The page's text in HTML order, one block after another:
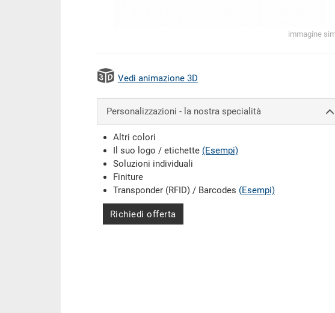
immagine
Vedi animazione 3D
Personalizzazioni - la nostra specialità
Altri colori
Il suo logo / etichette (Esempi)
Soluzioni individuali
Finiture
Transponder (RFID) / Barcodes (Esempi)
Richiedi offerta